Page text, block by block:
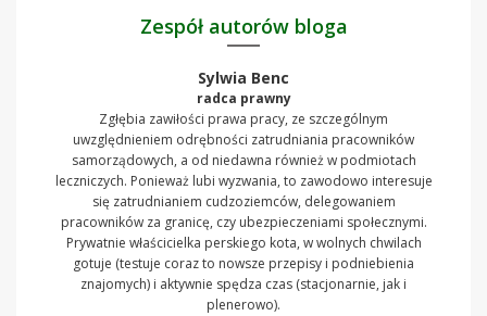
Zespół autorów bloga
Sylwia Benc
radca prawny
Zgłębia zawiłości prawa pracy, ze szczególnym
uwzględnieniem odrębności zatrudniania pracowników
samorządowych, a od niedawna również w podmiotach
leczniczych. Ponieważ lubi wyzwania, to zawodowo interesuje
się zatrudnianiem cudzoziemców, delegowaniem
pracowników za granicę, czy ubezpieczeniami społecznymi.
Prywatnie właścicielka perskiego kota, w wolnych chwilach
gotuje (testuje coraz to nowsze przepisy i podniebienia
znajomych) i aktywnie spędza czas (stacjonarnie, jak i
plenerowo).